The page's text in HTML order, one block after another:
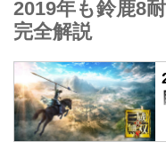
2019年も鈴鹿8
完全解説